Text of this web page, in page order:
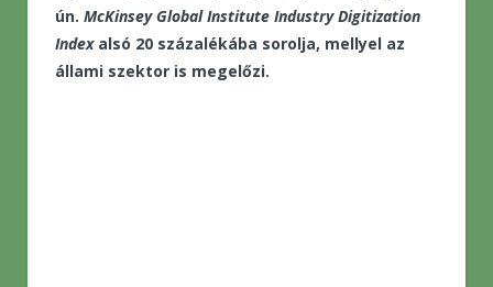
ún. McKinsey Global Institute Industry Digitization
Index alsó 20 százalékába sorolja, mellyel az
állami szektor is megelőzi.